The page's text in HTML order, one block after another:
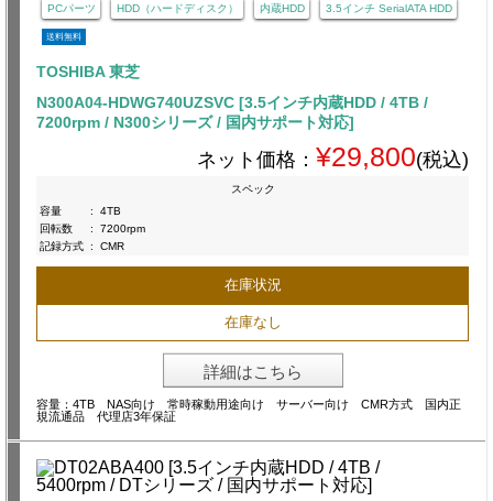
PCパーツ HDD（ハードディスク） 内蔵HDD 3.5インチ SerialATA HDD
送料無料
TOSHIBA 東芝
N300A04-HDWG740UZSVC [3.5インチ内蔵HDD / 4TB /
7200rpm / N300シリーズ / 国内サポート対応]
ネット価格： ¥29,800(税込)
スペック
容量
:
4TB
回転数
:
7200rpm
記録方式 : CMR
在庫状況
在庫なし
詳細はこちら
容量：4TB NAS向け 常時稼動用途向け サーバー向け CMR方式 国内正
規流通品 代理店3年保証